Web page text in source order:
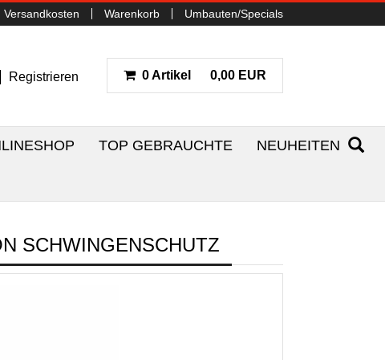
Versandkosten Warenkorb Umbauten/Specials
Registrieren 0 Artikel 0,00 EUR
TOP GEBRAUCHTE NEUHEITEN
SCHWINGENSCHUTZ